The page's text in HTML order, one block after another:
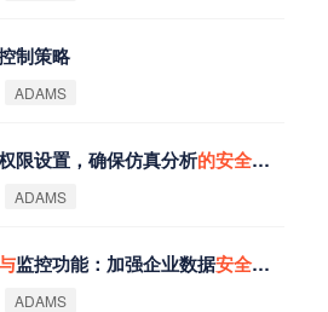
制策略
ADAMS
限设置，确保仿真分析的安全与
ADAMS
监控功能：加强企业数据安全与
ADAMS